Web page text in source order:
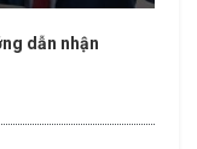
dẫn nhận